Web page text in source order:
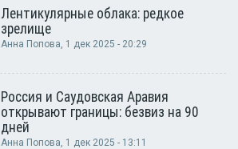
Лентикулярные облака: редкое
зрелище
Анна Попова, 1 дек 2025 - 20:29
Россия и Саудовская Аравия
открывают границы: безвиз на 90
дней
Анна Попова, 1 дек 2025 - 13:11